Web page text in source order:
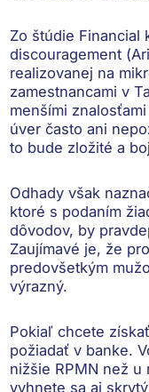
Zo štúdie
discouragement
realizovanej na
zamestnancami v
menšími
úver často ani
to bude zložité a
Odhady však
ktoré s podaním
dôvodov, by
Zaujímavé je, že
predovšetkým
výrazný.
Pokiaľ chcete
požiadať v banke.
nižšie RPMN než
vyhnete sa aj